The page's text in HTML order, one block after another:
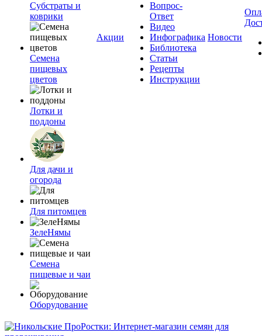
Субстраты и
коврики
Семена
пищевых
цветов
Лотки и
поддоны
Для дачи и
огорода
Для питомцев
ЗелеНямы
Семена
пищевые и чаи
Оборудование
Акции
Вопрос-
Ответ
Видео
Инфографика
Библиотека
Статьи
Рецепты
Инструкции
Новости